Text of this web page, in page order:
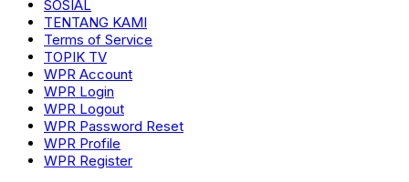
SOSIAL
TENTANG KAMI
Terms of Service
TOPIK TV
WPR Account
WPR Login
WPR Logout
WPR Password Reset
WPR Profile
WPR Register